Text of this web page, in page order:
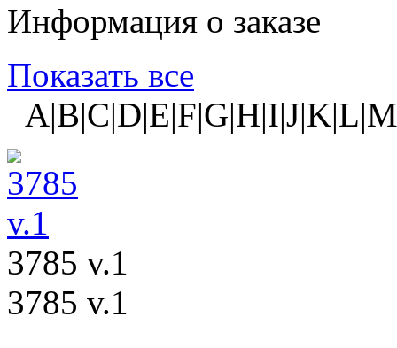
Информация о заказе
Показать все
3785 v.1
3785 v.1